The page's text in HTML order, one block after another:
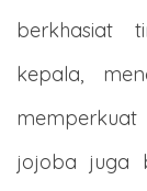
berkhasiat
kepala,
jojoba juga